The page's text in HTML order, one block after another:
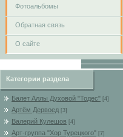
Фотоальбомы
Обратная связь
О сайте
Категории раздела
Балет Аллы Духовой "Тодес" [4]
Артём Дервоед [3]
Валерий Кулешов [4]
Арт-группа "Хор Турецкого" [7]